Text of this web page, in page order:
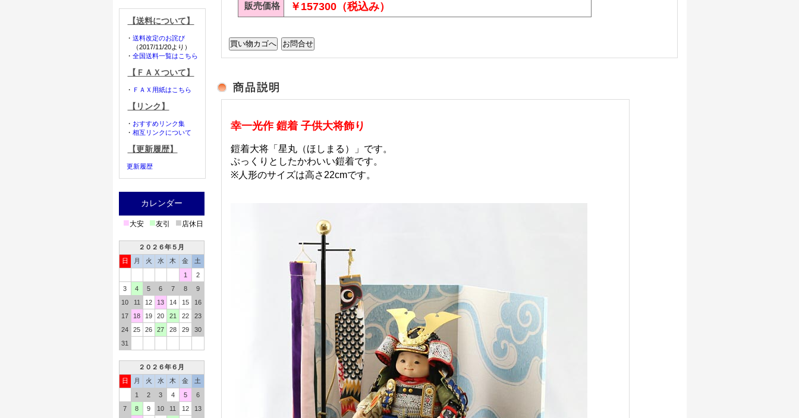
【送料について】
・ 送料改定のお詫び
（2017/11/20より）
・ 全国送料一覧はこちら
【ＦＡＸついて】
・ ＦＡＸ用紙はこちら
【リンク】
・ おすすめリンク集
・ 相互リンクについて
【更新履歴】
更新履歴
カレンダー
■大安 ■友引 ■店休日
２０２６年５月
日
月 火 水 木 金
土
1
2
3
4 5 6 7 8
9
10
11 12 13 14 15
16
17
18 19 20 21 22
23
24
25 26 27 28 29
30
31
２０２６年６月
日
月 火 水 木 金
土
1
2 3 4 5
6
7
8 9 10 11 12
13
販売価格
￥157300（税込み）
幸一光作 鎧着 子供大将飾り
鎧着大将「星丸（ほしまる）」です。
ぷっくりとしたかわいい鎧着です。
※人形のサイズは高さ22cmです。